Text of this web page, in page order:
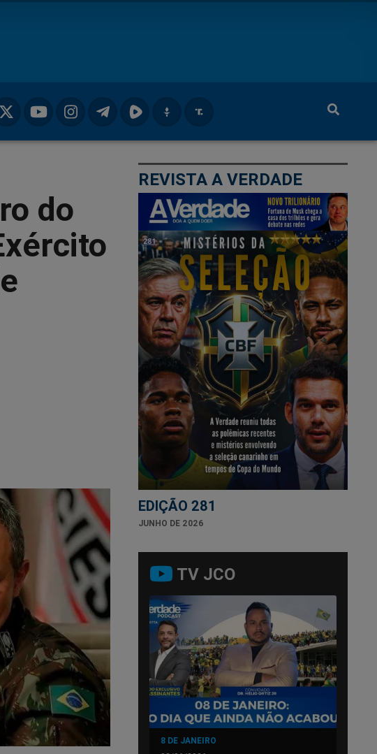
do
REVISTA A VERDADE
EDIÇÃO 281
JUNHO DE 2026
TV JCO
8 DE JANEIRO